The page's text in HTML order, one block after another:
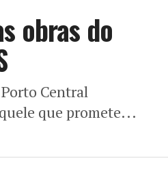
obras do
Central
que promete...